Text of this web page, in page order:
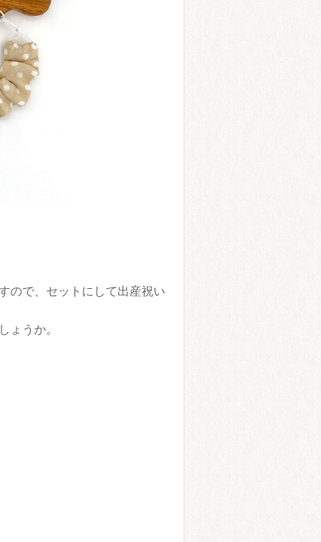
ので、セットにして出産祝い
ょうか。